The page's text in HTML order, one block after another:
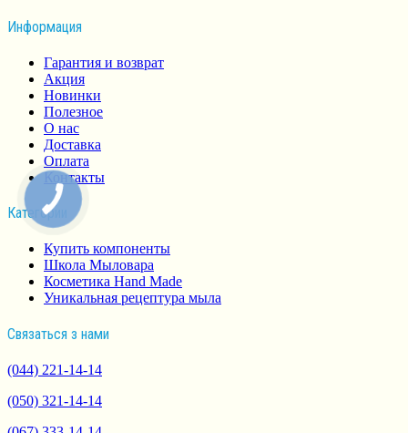
Информация
Гарантия и возврат
Акция
Новинки
Полезное
О нас
Доставка
Оплата
Контакты
Категории
Купить компоненты
Школа Мыловара
Косметика Hand Made
Уникальная рецептура мыла
Связаться з нами
(044) 221-14-14
(050) 321-14-14